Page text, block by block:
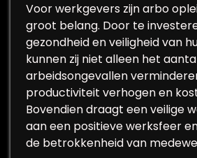
Voor werkgevers zijn arbo
groot belang. Door te
gezondheid en veiligheid van
kunnen zij niet alleen het
arbeidsongevallen
productiviteit verhogen en
Bovendien draagt een veilige
aan een positieve werksfeer
de betrokkenheid van